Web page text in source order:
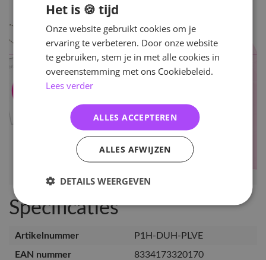
Specificaties
Artikelnummer
P1H-DUH-PLVE
EAN nummer
8334173320170
Het is 🍪 tijd
Onze website gebruikt cookies om je
ervaring te verbeteren. Door onze website
te gebruiken, stem je in met alle cookies in
overeenstemming met ons Cookiebeleid.
Lees verder
ALLES ACCEPTEREN
ALLES AFWIJZEN
DETAILS WEERGEVEN